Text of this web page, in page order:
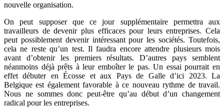
nouvelle organisation.
On peut supposer que ce jour supplémentaire permettra aux
travailleurs de devenir plus efficaces pour leurs entreprises. Cela
peut possiblement devenir intéressant pour les sociétés. Toutefois,
cela ne reste qu’un test. Il faudra encore attendre plusieurs mois
avant d’obtenir les premiers résultats. D’autres pays semblent
néanmoins déjà prêts à leur emboîter le pas. Un essai pourrait en
effet débuter en Écosse et aux Pays de Galle d’ici 2023. La
Belgique est également favorable à ce nouveau rythme de travail.
Nous ne sommes donc peut-être qu’au début d’un changement
radical pour les entreprises.